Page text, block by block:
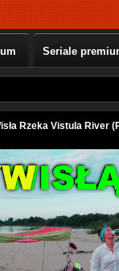
Seriale
Rzeka Vistula River